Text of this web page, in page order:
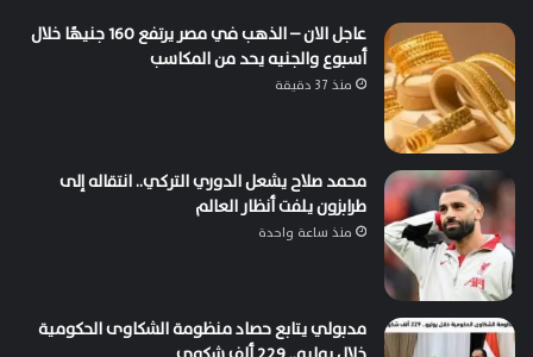
عاجل الان – الذهب في مصر يرتفع 160 جنيهًا خلال
أسبوع والجنيه يحد من المكاسب
منذ 37 دقيقة
محمد صلاح يشعل الدوري التركي.. انتقاله إلى
طرابزون يلفت أنظار العالم
منذ ساعة واحدة
مدبولي يتابع حصاد منظومة الشكاوى الحكومية